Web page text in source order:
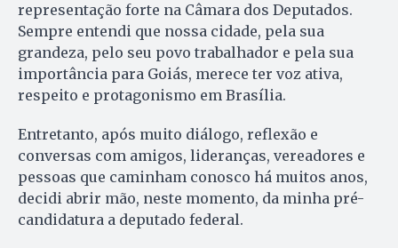
representação forte na Câmara dos Deputados.
Sempre entendi que nossa cidade, pela sua
grandeza, pelo seu povo trabalhador e pela sua
importância para Goiás, merece ter voz ativa,
respeito e protagonismo em Brasília.
Entretanto, após muito diálogo, reflexão e
conversas com amigos, lideranças, vereadores e
pessoas que caminham conosco há muitos anos,
decidi abrir mão, neste momento, da minha pré-
candidatura a deputado federal.